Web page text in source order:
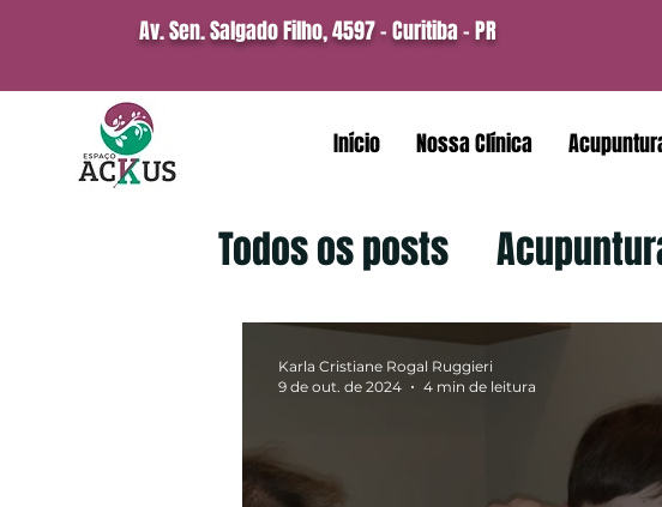
Av. Sen. Salgado Filho, 4597 -Curitiba - PR
Início Nossa Clínica
Todos os posts
Karla Cristiane Rogal Ruggieri
9 de out. de 2024
4 min de leitura